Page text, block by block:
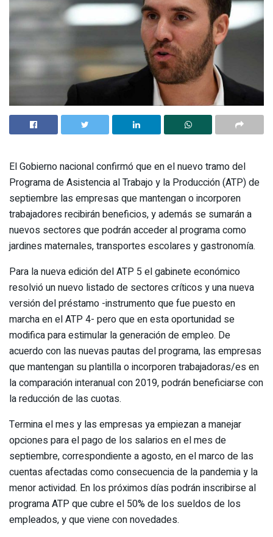
El Gobierno nacional confirmó que en el nuevo tramo del
Programa de Asistencia al Trabajo y la Producción (ATP) de
septiembre las empresas que mantengan o incorporen
trabajadores recibirán beneficios, y además se sumarán a
nuevos sectores que podrán acceder al programa como
jardines maternales, transportes escolares y gastronomía.
Para la nueva edición del ATP 5 el gabinete económico
resolvió un nuevo listado de sectores críticos y una nueva
versión del préstamo -instrumento que fue puesto en
marcha en el ATP 4- pero que en esta oportunidad se
modifica para estimular la generación de empleo. De
acuerdo con las nuevas pautas del programa, las empresas
que mantengan su plantilla o incorporen trabajadoras/es en
la comparación interanual con 2019, podrán beneficiarse con
la reducción de las cuotas.
Termina el mes y las empresas ya empiezan a manejar
opciones para el pago de los salarios en el mes de
septiembre, correspondiente a agosto, en el marco de las
cuentas afectadas como consecuencia de la pandemia y la
menor actividad. En los próximos días podrán inscribirse al
programa ATP que cubre el 50% de los sueldos de los
empleados, y que viene con novedades.